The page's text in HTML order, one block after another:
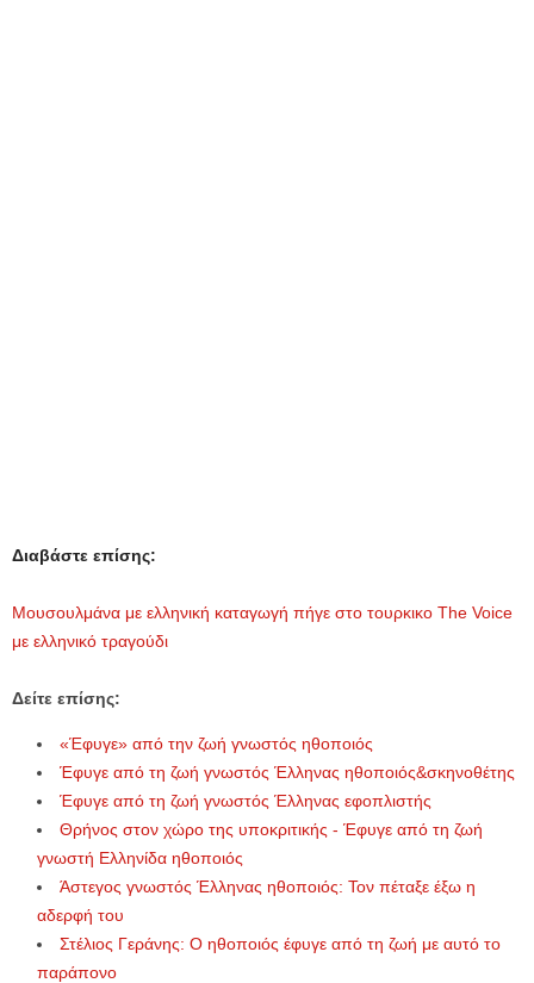
Διαβάστε επίσης:
Mουσουλμάνα με ελληνική καταγωγή πήγε στο τουρκικο The Voice
με ελληνικό τραγούδι
Δείτε επίσης:
«Έφυγε» από την ζωή γνωστός ηθοποιός
Έφυγε από τη ζωή γνωστός Έλληνας ηθοποιός&σκηνοθέτης
Έφυγε από τη ζωή γνωστός Έλληνας εφοπλιστής
Θρήνος στον χώρο της υποκριτικής - Έφυγε από τη ζωή
γνωστή Ελληνίδα ηθοποιός
Άστεγος γνωστός Έλληνας ηθοποιός: Τον πέταξε έξω η
αδερφή του
Στέλιος Γεράνης: Ο ηθοποιός έφυγε από τη ζωή με αυτό το
παράπονο